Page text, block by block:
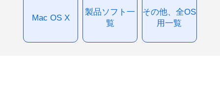
Mac OS X
製品ソフト一
覧
その他、全OS
用一覧